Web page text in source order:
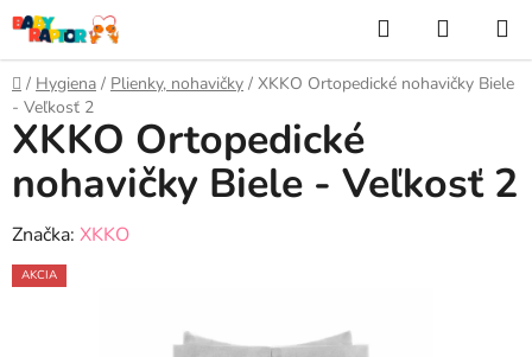
Prejsť
na
obsah
Hľadať
KOŠÍK
Domov
/ Hygiena / Plienky, nohavičky / XKKO Ortopedické nohavičky Biele
- Veľkosť 2
XKKO Ortopedické
nohavičky Biele - Veľkosť 2
Značka: XKKO
AKCIA